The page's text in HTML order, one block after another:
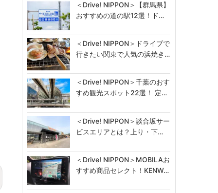
＜Drive! NIPPON＞【群馬県】
おすすめの道の駅12選！ド…
＜Drive! NIPPON＞ドライブで
行きたい関東で人気の浜焼き…
＜Drive! NIPPON＞千葉のおす
すめ観光スポット22選！ 定…
＜Drive! NIPPON＞談合坂サー
ビスエリアとは？上り・下…
＜Drive! NIPPON＞MOBILAお
すすめ商品セレクト！KENW…